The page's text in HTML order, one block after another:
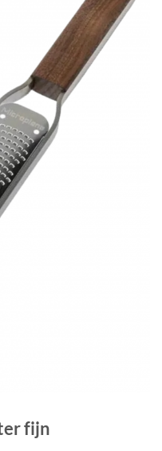
aan
verlanglijst
fijn